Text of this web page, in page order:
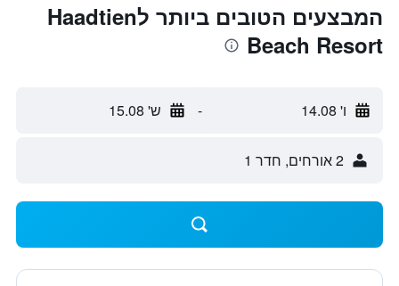
המבצעים הטובים ביותר לHaadtien
Beach Resort
ו' 14.08 - ש' 15.08
2 אורחים, חדר 1